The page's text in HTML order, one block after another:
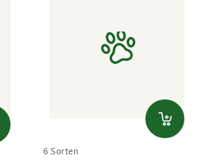
6 Sorten